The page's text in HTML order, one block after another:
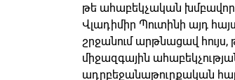
թե ահաբեկչական
Վլադիմիր Պուտինի այդ
շրջանում արթնացավ
միջազգային
ադրբեջանաթուրքական